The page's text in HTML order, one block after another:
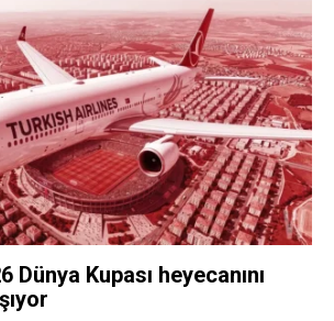
Dünya Kupası heyecanını